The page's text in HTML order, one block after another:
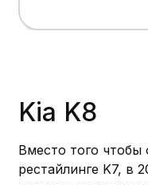
Kia K8
Вместо того чтобы
рестайлинге K7, в